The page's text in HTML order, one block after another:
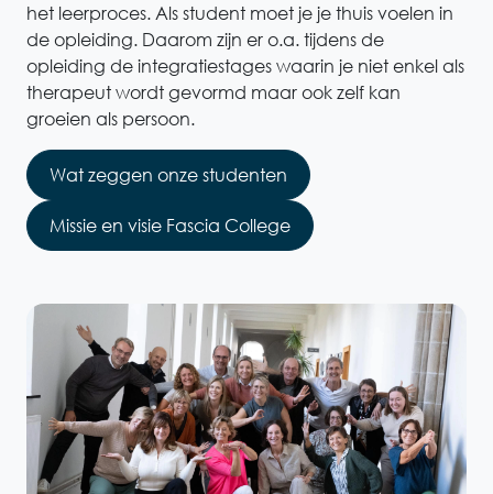
het leerproces. Als student moet je je thuis voelen in
de opleiding. Daarom zijn er o.a. tijdens de
opleiding de integratiestages waarin je niet enkel als
therapeut wordt gevormd maar ook zelf kan
groeien als persoon.
Wat zeggen onze studenten
Missie en visie Fascia College